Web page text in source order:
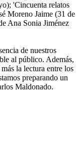
'Cincuenta relatos
Moreno Jaime (31 de
Ana Sonia Jiménez
de nuestros
al público. Además,
la lectura entre los
preparando un
Maldonado.